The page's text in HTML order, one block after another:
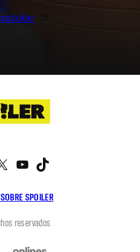
SOBRE SPOILER
X YouTube
reservados